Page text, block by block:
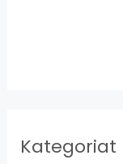
Kategoriat